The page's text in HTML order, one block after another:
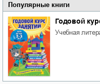
Популярные книги
Годовой
учебная